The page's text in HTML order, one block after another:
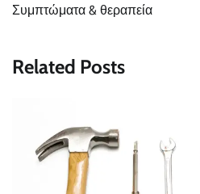
Συμπτώματα & θεραπεία
Related Posts